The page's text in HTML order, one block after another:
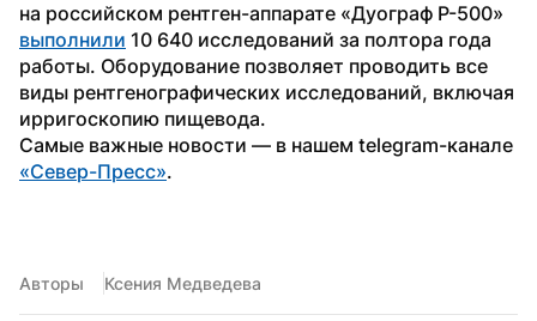
выполнили 10 640 исследований за полтора года
работы. Оборудование позволяет проводить все
виды рентгенографических исследований, включая
ирригоскопию пищевода.
«Север-Пресс».
Авторы Ксения Медведева